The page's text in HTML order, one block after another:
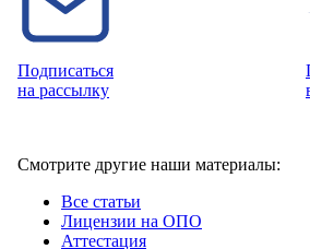
Подписаться
на рассылку
Смотрите другие наши материалы:
Все статьи
Лицензии на ОПО
Аттестация